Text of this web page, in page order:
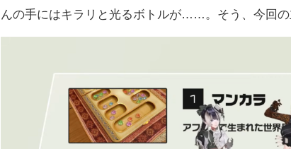
んの手にはキラリと光るボトルが……。そう、今回の